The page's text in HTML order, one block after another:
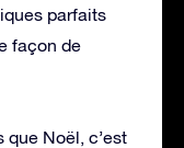
parfaits
façon de
que Noël, c’est